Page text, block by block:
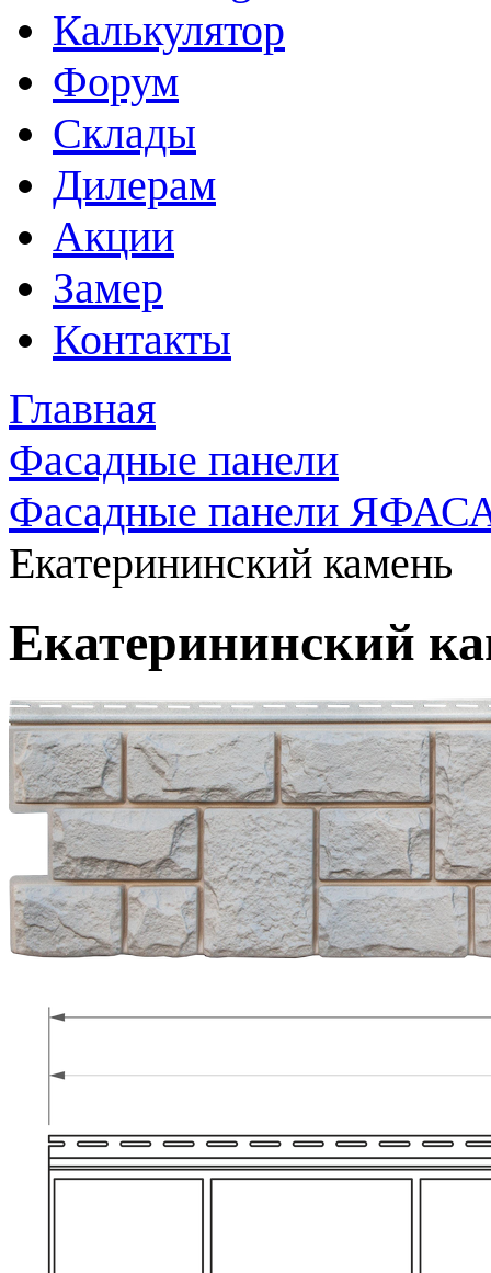
Калькулятор
Форум
Склады
Дилерам
Акции
Замер
Контакты
Главная
Фасадные панели
Фасадные панели
Екатерининский камень
Екатерининский